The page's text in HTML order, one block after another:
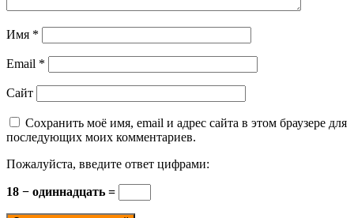
Имя *
Email *
Сайт
Сохранить моё имя, email и адрес сайта в этом браузере для
последующих моих комментариев.
Пожалуйста, введите ответ цифрами:
18 − одиннадцать =